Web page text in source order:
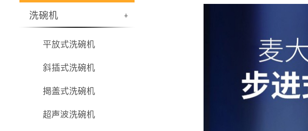
洗碗机 +
平放式洗碗机
斜插式洗碗机
揭盖式洗碗机
超声波洗碗机